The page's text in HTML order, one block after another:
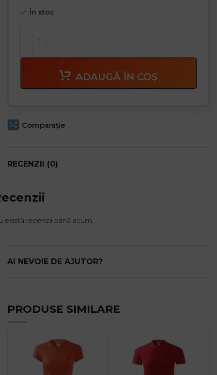
În stoc
ADAUGĂ ÎN COȘ
Comparaţie
RECENZII (0)
există recenzii până acum.
AI NEVOIE DE AJUTOR?
PRODUSE SIMILARE